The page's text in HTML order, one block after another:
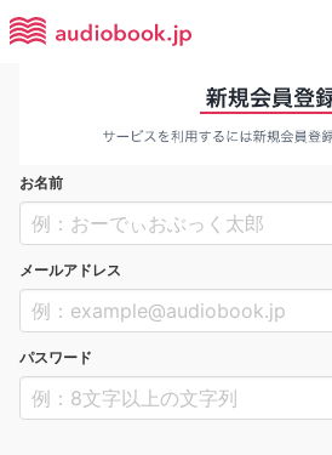
お名前
メールアドレス
パスワード